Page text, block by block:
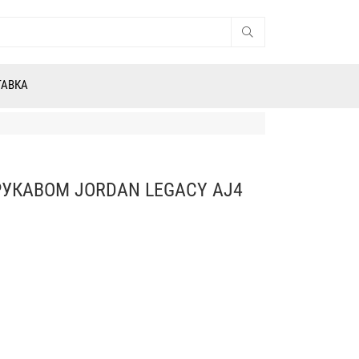
JORDAN LEGACY AJ4